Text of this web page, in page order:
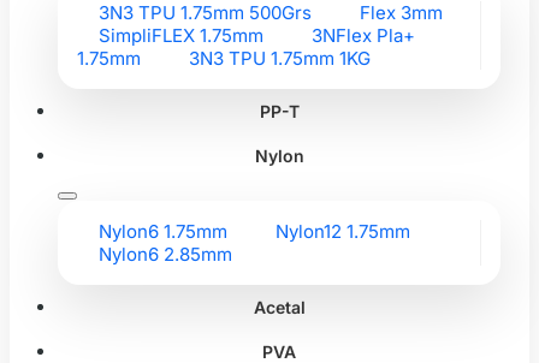
3N3 TPU 1.75mm 500Grs
Flex 3mm
SimpliFLEX 1.75mm
3NFlex Pla+
1.75mm
3N3 TPU 1.75mm 1KG
PP-T
Nylon
Nylon6 1.75mm
Nylon12 1.75mm
Nylon6 2.85mm
Acetal
PVA